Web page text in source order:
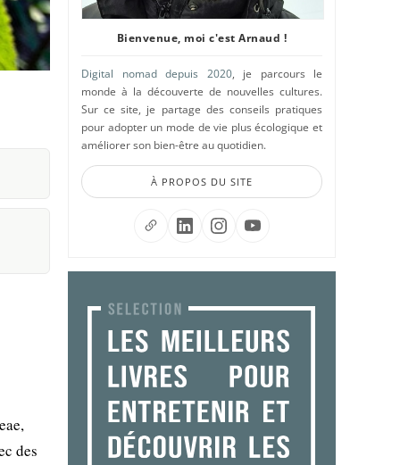
des
Bienvenue, moi c'est Arnaud !
Digital nomad depuis 2020, je parcours le
monde à la découverte de nouvelles cultures.
Sur ce site, je partage des conseils pratiques
pour adopter un mode de vie plus écologique et
améliorer son bien-être au quotidien.
À PROPOS DU SITE